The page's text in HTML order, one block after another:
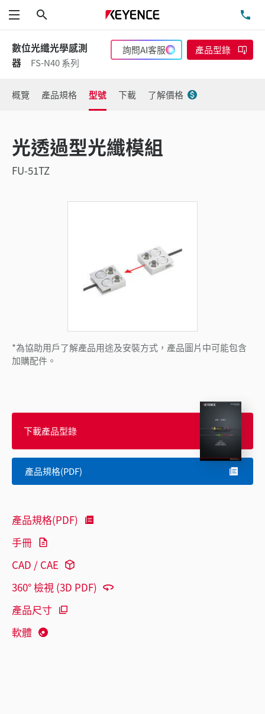
功能表
數位光纖光學感測
器
FS-N40 系列
詢問AI客服 產品型錄
概覽 產品規格 型號 下載 了解價格
光透過型光纖模組
FU-51TZ
*為協助用戶了解產品用途及安裝方式，產品圖片中可能包含
加購配件。
下載產品型錄
產品規格(PDF)
產品規格(PDF)
手冊
CAD / CAE
360° 檢視 (3D PDF)
產品尺寸
軟體